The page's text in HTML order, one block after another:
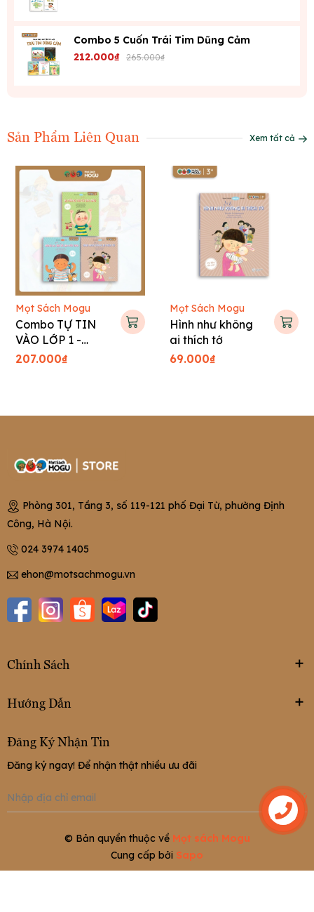
Combo 5 Cuốn Trái Tim Dũng Cảm
212.000₫ 265.000₫
Sản Phẩm Liên Quan Xem tất cả
Mọt Sách Mogu
Combo TỰ TIN
VÀO LỚP 1 -
Tranh truyện Hàn
207.000₫
Mọt Sách Mogu
Hình như không
ai thích tớ
69.000₫
Phòng 301, Tầng 3, số 119-121 phố Đại Từ, phường Định
Công, Hà Nội.
024 3974 1405
ehon@motsachmogu.vn
Chính Sách
Hướng Dẫn
Đăng Ký Nhận Tin
Đăng ký ngay! Để nhận thật nhiều ưu đãi
Đăng ký
© Bản quyền thuộc về Mọt sách Mogu
Cung cấp bởi Sapo
Liên hệ